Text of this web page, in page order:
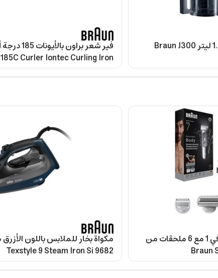
عصارة براون 88W مع إبريق 1.25 ليتر Braun J300
185C Curler Iontec Curling Iron
ماكينة حلاقة جسم للرجال 2 في 1 مع 6 ملحقات من
Texstyle 9 Steam Iron Si 9682